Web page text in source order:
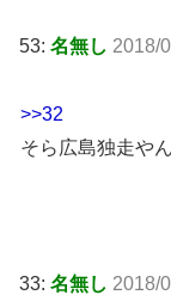
53: 名無し 2018/
>>32
そら広島独走や
33: 名無し 2018/